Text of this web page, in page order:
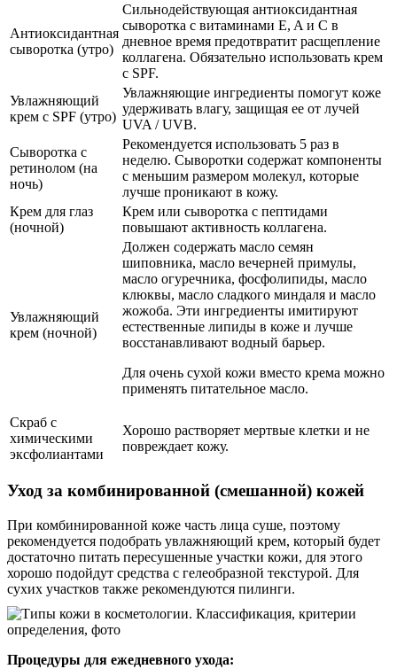
Антиоксидантная
сыворотка (утро)
Сильнодействующая антиоксидантная
сыворотка с витаминами E, A и C в
дневное время предотвратит расщепление
коллагена. Обязательно использовать крем
с SPF.
Увлажняющий
крем с SPF (утро)
Увлажняющие ингредиенты помогут коже
удерживать влагу, защищая ее от лучей
UVA / UVB.
Сыворотка с
ретинолом (на
ночь)
Рекомендуется использовать 5 раз в
неделю. Сыворотки содержат компоненты
с меньшим размером молекул, которые
лучше проникают в кожу.
Крем для глаз
(ночной)
Крем или сыворотка с пептидами
повышают активность коллагена.
Увлажняющий
крем (ночной)
Должен содержать масло семян
шиповника, масло вечерней примулы,
масло огуречника, фосфолипиды, масло
клюквы, масло сладкого миндаля и масло
жожоба. Эти ингредиенты имитируют
естественные липиды в коже и лучше
восстанавливают водный барьер.
Для очень сухой кожи вместо крема можно
применять питательное масло.
Скраб с
химическими
эксфолиантами
Хорошо растворяет мертвые клетки и не
повреждает кожу.
Уход за комбинированной (смешанной) кожей
При комбинированной коже часть лица суше, поэтому
рекомендуется подобрать увлажняющий крем, который будет
достаточно питать пересушенные участки кожи, для этого
хорошо подойдут средства с гелеобразной текстурой. Для
сухих участков также рекомендуются пилинги.
Процедуры для ежедневного ухода: